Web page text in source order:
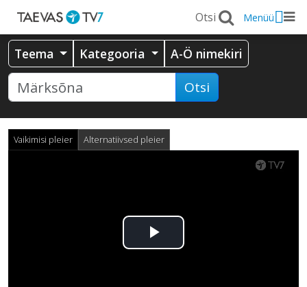
Menüü
Teema Kategooria A-Ö nimekiri
Otsi
Vaikimisi pleier Alternatiivsed pleier
Esita